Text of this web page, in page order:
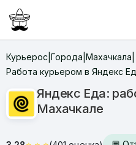
Курьерос Города Махачкала
Работа курьером в Яндекс
Яндекс Еда:
Махачкале